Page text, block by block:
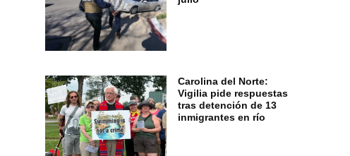
Carolina del Norte:
Vigilia pide respuestas
tras detención de 13
inmigrantes en río